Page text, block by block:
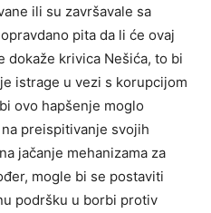
ili su završavale sa
pita da li će ovaj
dokaže krivica Nešića, to bi
istrage u vezi s korupcijom
ovo hapšenje moglo
preispitivanje svojih
jačanje mehanizama za
mogle bi se postaviti
podršku u borbi protiv